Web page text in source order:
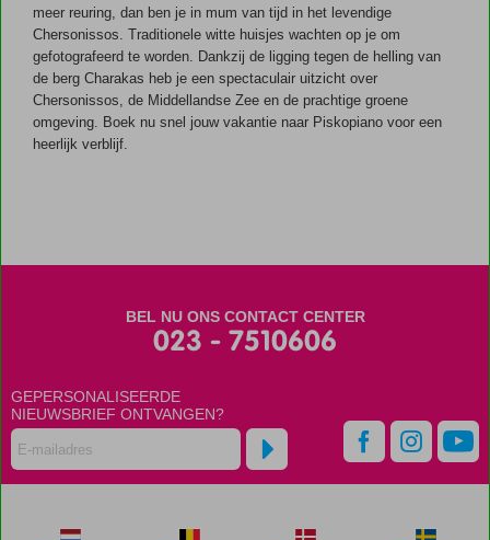
meer reuring, dan ben je in mum van tijd in het levendige
Chersonissos. Traditionele witte huisjes wachten op je om
gefotografeerd te worden. Dankzij de ligging tegen de helling van
de berg Charakas heb je een spectaculair uitzicht over
Chersonissos, de Middellandse Zee en de prachtige groene
omgeving. Boek nu snel jouw vakantie naar Piskopiano voor een
heerlijk verblijf.
BEL NU ONS CONTACT CENTER
023 - 7510606
GEPERSONALISEERDE
NIEUWSBRIEF ONTVANGEN?